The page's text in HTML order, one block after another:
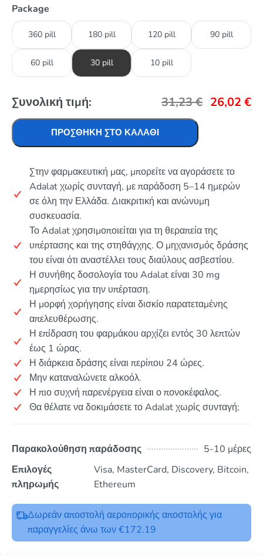
Package
360 pill 180 pill 120 pill 90 pill
60 pill 30 pill 10 pill
Συνολική τιμή: 31,23€ 26,02 €
ΠΡΟΣΘΉΚΗ ΣΤΟ ΚΑΛΆΘΙ
Στην φαρμακευτική μας, μπορείτε να αγοράσετε το
Adalat χωρίς συνταγή, με παράδοση 5–14 ημερών
σε όλη την Ελλάδα. Διακριτική και ανώνυμη
συσκευασία.
Το Adalat χρησιμοποιείται για τη θεραπεία της
υπέρτασης και της στηθάγχης. Ο μηχανισμός δράσης
του είναι ότι αναστέλλει τους διαύλους ασβεστίου.
Η συνήθης δοσολογία του Adalat είναι 30 mg
ημερησίως για την υπέρταση.
Η μορφή χορήγησης είναι δισκίο παρατεταμένης
απελευθέρωσης.
Η επίδραση του φαρμάκου αρχίζει εντός 30 λεπτών
έως 1 ώρας.
Η διάρκεια δράσης είναι περίπου 24 ώρες.
Μην καταναλώνετε αλκοόλ.
Η πιο συχνή παρενέργεια είναι ο πονοκέφαλος.
Θα θέλατε να δοκιμάσετε το Adalat χωρίς συνταγή;
Παρακολούθηση παράδοσης
5-10 μέρες
Επιλογές
πληρωμής
Visa, MasterCard, Discovery, Bitcoin,
Ethereum
Δωρεάν αποστολή αεροπορικής αποστολής για
παραγγελίες άνω των €172.19